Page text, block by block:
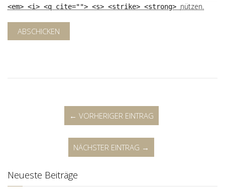
<em> <i> <q cite=""> <s> <strike> <strong> nützen.
ABSCHICKEN
← VORHERIGER EINTRAG
NÄCHSTER EINTRAG →
Neueste Beiträge